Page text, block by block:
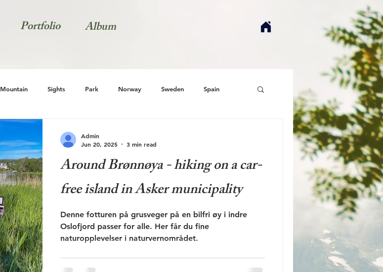
Portfolio Album
Mountain Sights Park Norway Sweden Spain
Around Brønnøya - hiking on a car-
free island in Asker municipality
Denne fotturen på grusveger på en bilfri øy i indre
Oslofjord passer for alle. Her får du fine
naturopplevelser i naturvernområdet.
Admin
Jun 20, 2025
3 min read